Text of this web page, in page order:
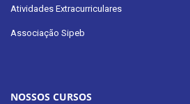
Atividades Extracurriculares
Associação Sipeb
NOSSOS CURSOS